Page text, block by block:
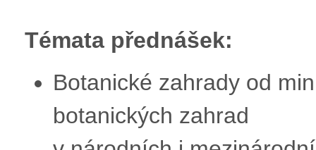
Témata přednášek:
Botanické zahrady od
botanických zahrad